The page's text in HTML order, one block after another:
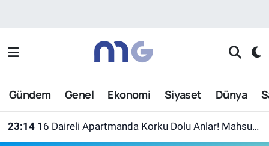
Gündem Genel Ekonomi Siyaset Dünya
23:14 16 Daireli Apartmanda Korku Dolu Anlar! Mahsur Kalanlar Kurtarıldı
Nöbetçi Eczaneler
Hava Durumu